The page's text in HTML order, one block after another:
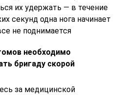
их удержать — в течение
секунд одна нога начинает
не поднимается
необходимо
бригаду скорой
за медицинской